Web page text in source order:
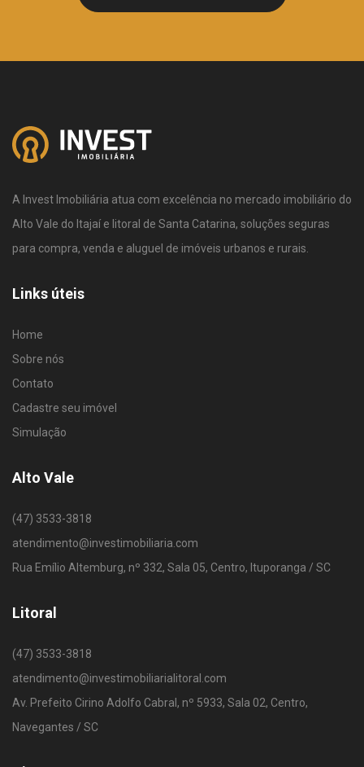
A Invest Imobiliária atua com excelência no mercado imobiliário do
Alto Vale do Itajaí e litoral de Santa Catarina, soluções seguras
para compra, venda e aluguel de imóveis urbanos e rurais.
Links úteis
Home
Sobre nós
Contato
Cadastre seu imóvel
Simulação
Alto Vale
(47) 3533-3818
atendimento@investimobiliaria.com
Rua Emílio Altemburg, nº 332, Sala 05, Centro, Ituporanga / SC
Litoral
(47) 3533-3818
atendimento@investimobiliarialitoral.com
Av. Prefeito Cirino Adolfo Cabral, nº 5933, Sala 02, Centro,
Navegantes / SC